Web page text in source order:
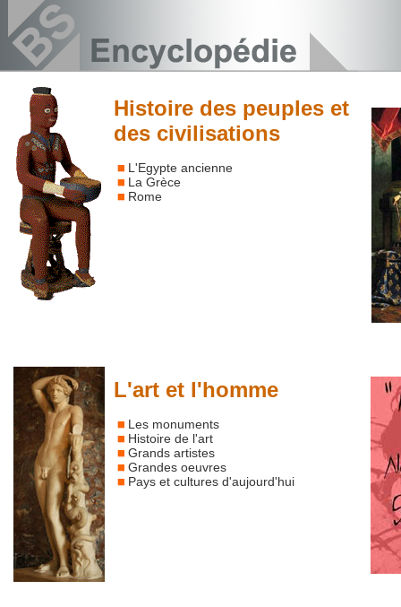
Histoire des peuples et
des civilisations
L'Egypte ancienne
La Grèce
Rome
L'art et l'homme
Les monuments
Histoire de l'art
Grands artistes
Grandes oeuvres
Pays et cultures d'aujourd'hui